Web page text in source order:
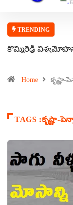
TRENDING
కొమ్మిరెడ్డి
Home కృష్ణా-
TAGS :కృష్ణా-